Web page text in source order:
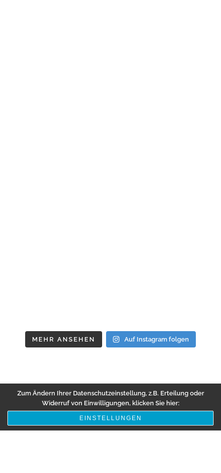
MEHR ANSEHEN Auf Instagram folgen
Zum Ändern Ihrer Datenschutzeinstellung, z.B. Erteilung oder
Widerruf von Einwilligungen, klicken Sie hier:
EINSTELLUNGEN